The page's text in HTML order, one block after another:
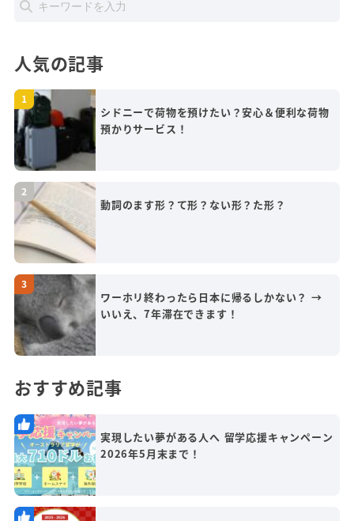
人気の記事
シドニーで荷物を預けたい？安心＆便利な荷物
預かりサービス！
動詞のます形？て形？ない形？た形？
ワーホリ終わったら日本に帰るしかない？ →
いいえ、7年滞在できます！
おすすめ記事
実現したい夢がある人へ 留学応援キャンペーン
2026年5月末まで！